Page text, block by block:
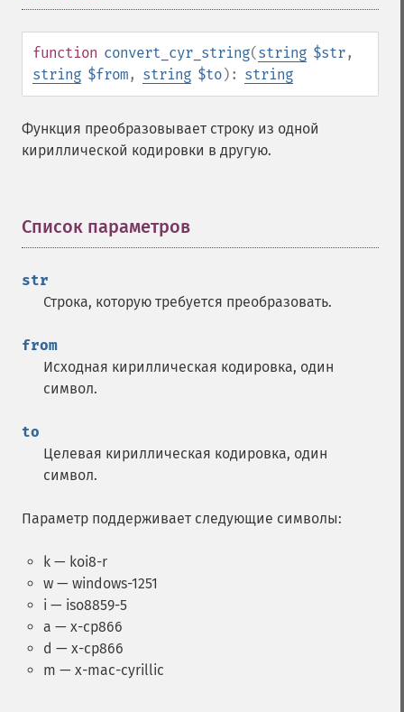
function convert_cyr_string(string $str,
string $from, string $to): string
Функция преобразовывает строку из одной
кириллической кодировки в другую.
Список параметров
str
Строка, которую требуется преобразовать.
from
Исходная кириллическая кодировка, один
символ.
to
Целевая кириллическая кодировка, один
символ.
Параметр поддерживает следующие символы:
k — koi8-r
w — windows-1251
i — iso8859-5
a — x-cp866
d — x-cp866
m — x-mac-cyrillic